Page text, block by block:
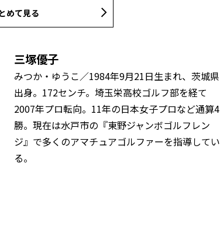
めて見る
三塚優子
みつか・ゆうこ／1984年9月21日生まれ、茨城県
出身。172センチ。埼玉栄高校ゴルフ部を経て
2007年プロ転向。11年の日本女子プロなど通算4
勝。現在は水戸市の『東野ジャンボゴルフレン
ジ』で多くのアマチュアゴルファーを指導してい
る。